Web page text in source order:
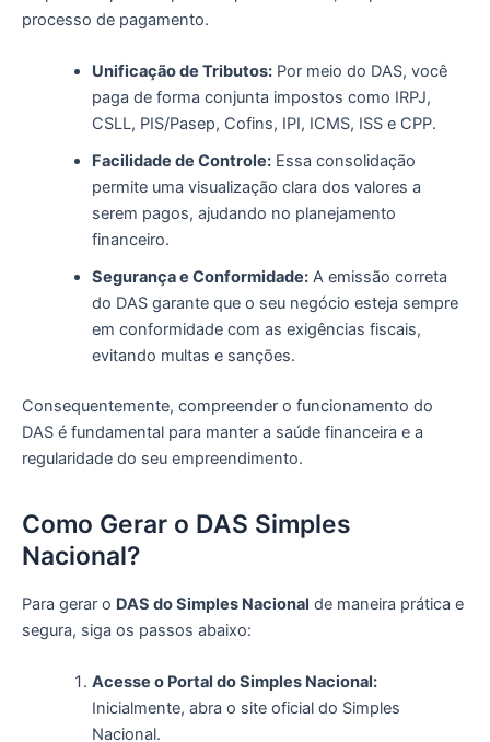
processo de pagamento.
Unificação de Tributos:Por meio do DAS, você
paga de forma conjunta impostos como IRPJ,
CSLL, PIS/Pasep, Cofins, IPI, ICMS, ISS e CPP.
Facilidade de Controle:Essa consolidação
permite uma visualização clara dos valores a
serem pagos, ajudando no planejamento
financeiro.
Segurança e Conformidade:A emissão correta
do DAS garante que o seu negócio esteja sempre
em conformidade com as exigências fiscais,
evitando multas e sanções.
Consequentemente, compreender o funcionamento do
DAS é fundamental para manter a saúde financeira e a
regularidade do seu empreendimento.
Como Gerar o DAS Simples
Nacional?
Para gerar o DAS do Simples Nacional de maneira prática e
segura, siga os passos abaixo:
Acesse o Portal do Simples Nacional:
Inicialmente, abra o site oficial do Simples
Nacional.